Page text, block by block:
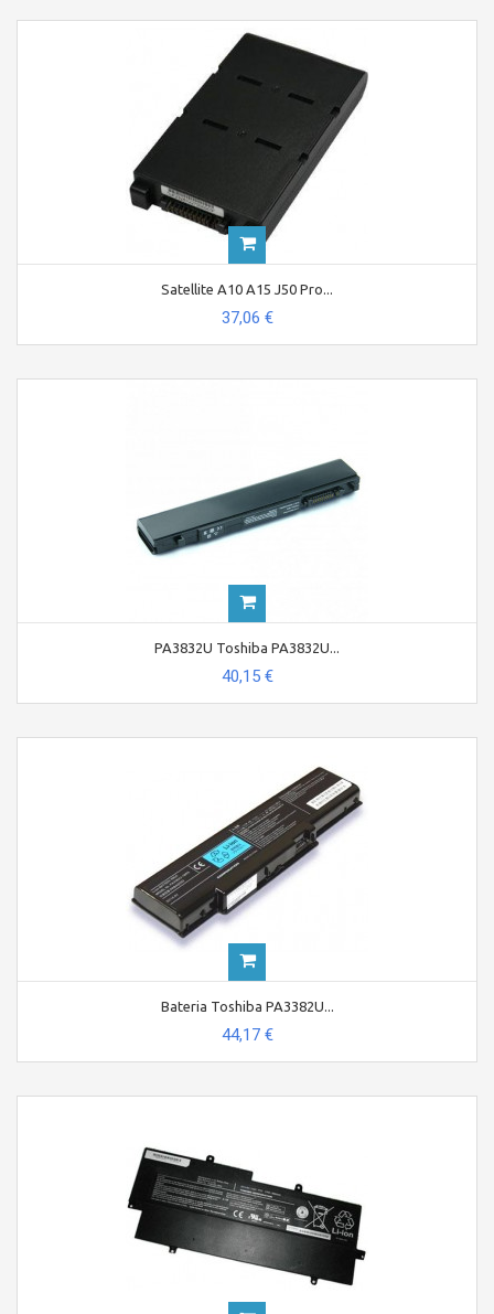
Satellite A10 A15 J50 Pro...
37,06 €
PA3832U Toshiba PA3832U...
40,15 €
Bateria Toshiba PA3382U...
44,17 €